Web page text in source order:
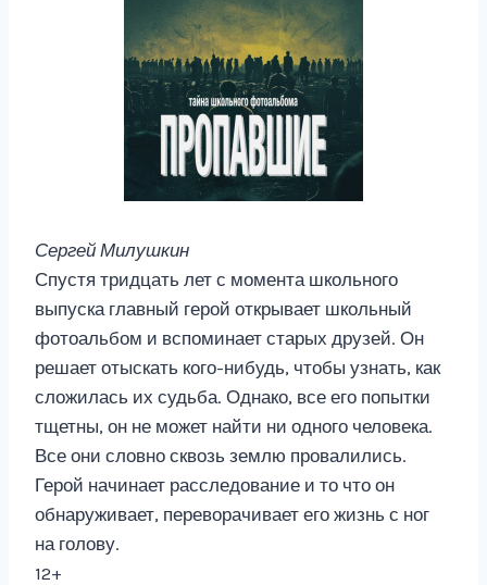
Сергей Милушкин
Спустя тридцать лет с момента школьного
выпуска главный герой открывает школьный
фотоальбом и вспоминает старых друзей. Он
решает отыскать кого-нибудь, чтобы узнать, как
сложилась их судьба. Однако, все его попытки
тщетны, он не может найти ни одного человека.
Все они словно сквозь землю провалились.
Герой начинает расследование и то что он
обнаруживает, переворачивает его жизнь с ног
на голову.
12+